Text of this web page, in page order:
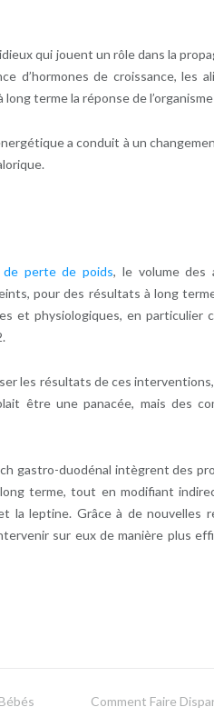
qui jouent un rôle dans la
d’hormones de croissance, les
terme la réponse de
a conduit à un
de perte de poids, le volume des
pour des résultats à long
et physiologiques, en
les résultats de ces
être une panacée, mais des
gastro-duodénal intègrent des
terme, tout en modifiant
la leptine. Grâce à de nouvelles
sur eux de manière plus
Comment Faire